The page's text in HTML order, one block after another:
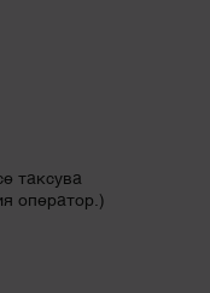
таксува
оператор.)